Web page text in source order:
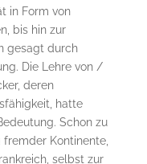
in Form von
bis hin zur
gesagt durch
Die Lehre von /
deren
hatte
Schon zu
Kontinente,
selbst zur